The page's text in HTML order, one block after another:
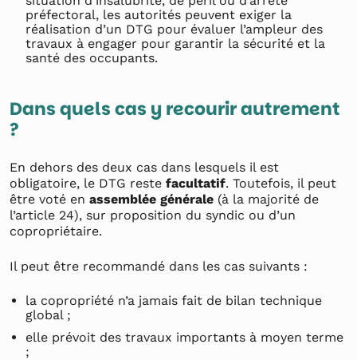
préfectoral, les autorités peuvent exiger la
réalisation d’un DTG pour évaluer l’ampleur des
travaux à engager pour garantir la sécurité et la
santé des occupants.
Dans quels cas y recourir autrement
?
En dehors des deux cas dans lesquels il est
obligatoire, le DTG reste facultatif. Toutefois, il peut
être voté en assemblée générale (à la majorité de
l’article 24), sur proposition du syndic ou d’un
copropriétaire.
Il peut être recommandé dans les cas suivants :
la copropriété n’a jamais fait de bilan technique
global ;
elle prévoit des travaux importants à moyen terme
;